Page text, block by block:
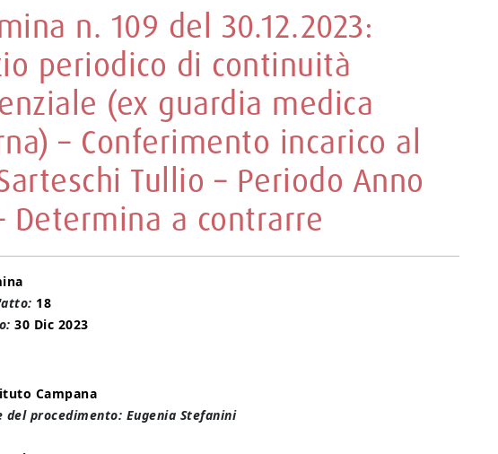
n. 109 del 30.12.2023:
periodico di continuità
(ex guardia medica
– Conferimento incarico al
Tullio – Periodo Anno
Determina a contrarre
18
30 Dic 2023
Campana
del procedimento: Eugenia Stefanini